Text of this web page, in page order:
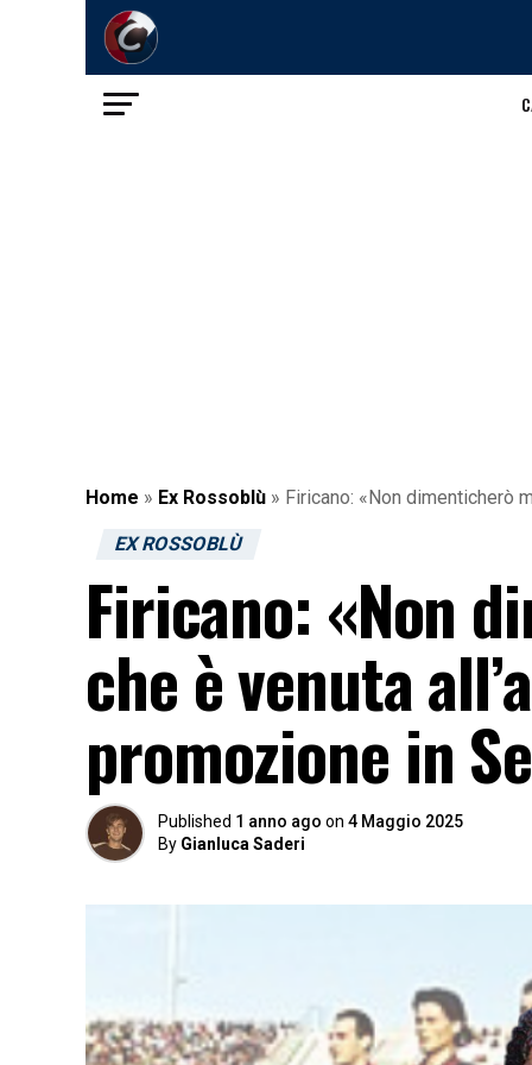
Home » Ex Rossoblù » Firicano: «Non dimenticherò
EX ROSSOBLÙ
Firicano: «Non
che è venuta
promozione in
Published 1 anno ago on 4 Maggio 2025
By Gianluca Saderi